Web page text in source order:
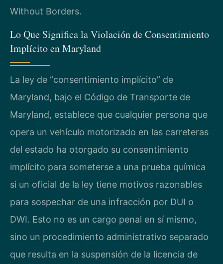
Without Borders.
Lo Que Significa la Violación de Consentimiento
Implícito en Maryland
La ley de “consentimiento implícito” de
Maryland, bajo el Código de Transporte de
Maryland, establece que cualquier persona que
opera un vehículo motorizado en las carreteras
del estado ha otorgado su consentimiento
implícito para someterse a una prueba química
si un oficial de la ley tiene motivos razonables
para sospechar de una infracción por DUI o
DWI. Esto no es un cargo penal en sí mismo,
sino un procedimiento administrativo separado
que resulta en la suspensión de la licencia de